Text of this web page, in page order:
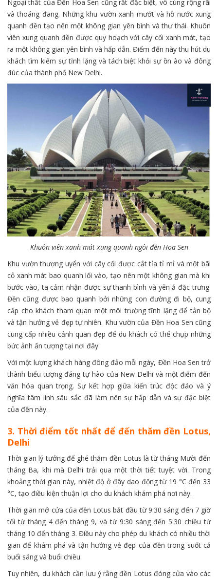
Ngoại thất của Đền Hoa Sen cũng rất đặc biệt, vô cùng rộng rãi
và thoáng đãng. Những khu vườn xanh mướt và hồ nước xung
quanh đền tạo nên một không gian yên bình và thư thái. Khuôn
viên xung quanh đền được quy hoạch với cây cối xanh mát, tạo
ra một không gian yên bình và hấp dẫn. Điểm đến này thu hút du
khách tìm kiếm sự tĩnh lặng và tách biệt khỏi sự ồn ào và đông
đúc của thành phố New Delhi.
Khuôn viên xanh mát xung quanh ngôi đền Hoa Sen
Khu vườn thượng uyển với cây cối được cắt tỉa tỉ mỉ và một bãi
cỏ xanh mát bao quanh lối vào, tạo nên một không gian mà khi
bước vào, ta cảm nhận được sự thanh bình và yên ả đặc trưng.
Đền cũng được bao quanh bởi những con đường đi bộ, cung
cấp cho khách tham quan một môi trường tĩnh lặng để tản bộ
và tận hưởng vẻ đẹp tự nhiên. Khu vườn của Đền Hoa Sen cũng
cung cấp nhiều cảnh quan đẹp để du khách có thể chụp những
bức ảnh ấn tượng tại nơi đây.
Với một lượng khách hàng đông đảo mỗi ngày, Đền Hoa Sen trở
thành biểu tượng đáng tự hào của New Delhi và một điểm đến
văn hóa quan trọng. Sự kết hợp giữa kiến trúc độc đáo và ý
nghĩa tâm linh sâu sắc đã làm nên sự hấp dẫn và sự đặc biệt
của đền này.
3. Thời điểm tốt nhất để đến thăm đền Lotus,
Delhi
Thời gian lý tưởng để ghé thăm đền Lotus là từ tháng Mười đến
tháng Ba, khi mà Delhi trải qua một thời tiết tuyệt vời. Trong
khoảng thời gian này, nhiệt độ ở đây dao động từ 19 °C đến 33
°C, tạo điều kiện thuận lợi cho du khách khám phá nơi này.
Thời gian mở cửa của đền Lotus bắt đầu từ 9:30 sáng đến 7 giờ
tối từ tháng 4 đến tháng 9, và từ 9:30 sáng đến 5:30 chiều từ
tháng 10 đến tháng 3. Điều này cho phép du khách có nhiều thời
gian để khám phá và tận hưởng vẻ đẹp của đền trong suốt cả
buổi sáng và buổi chiều.
Tuy nhiên, du khách cần lưu ý rằng đền Lotus đóng cửa vào các